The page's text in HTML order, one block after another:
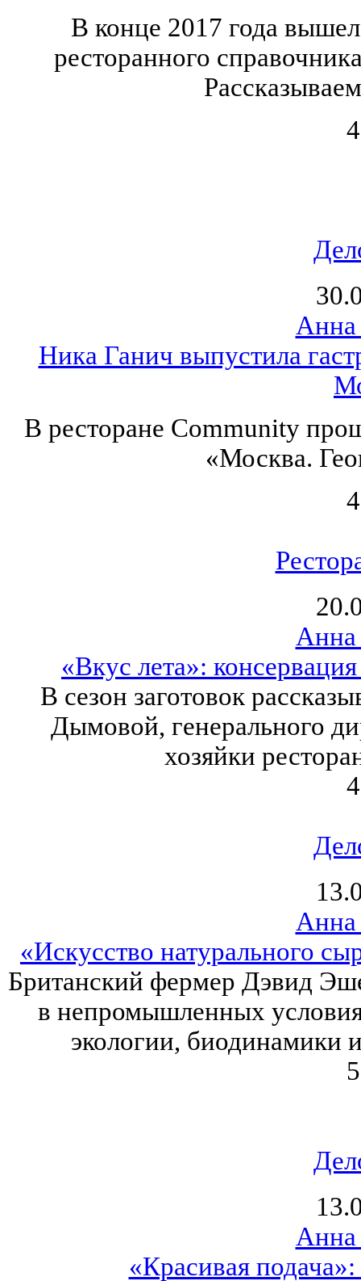
В конце 2017 года
ресторанного
Анна
Ника Ганич выпустила
В ресторане Community
«Москва.
Анна
«Вкус лета»:
В сезон заготовок
Дымовой, генерального
хозяйки
Анна
«Искусство натурального
Британский фермер Дэвид
в непромышленных
экологии, биодинамики
Анна
«Красивая